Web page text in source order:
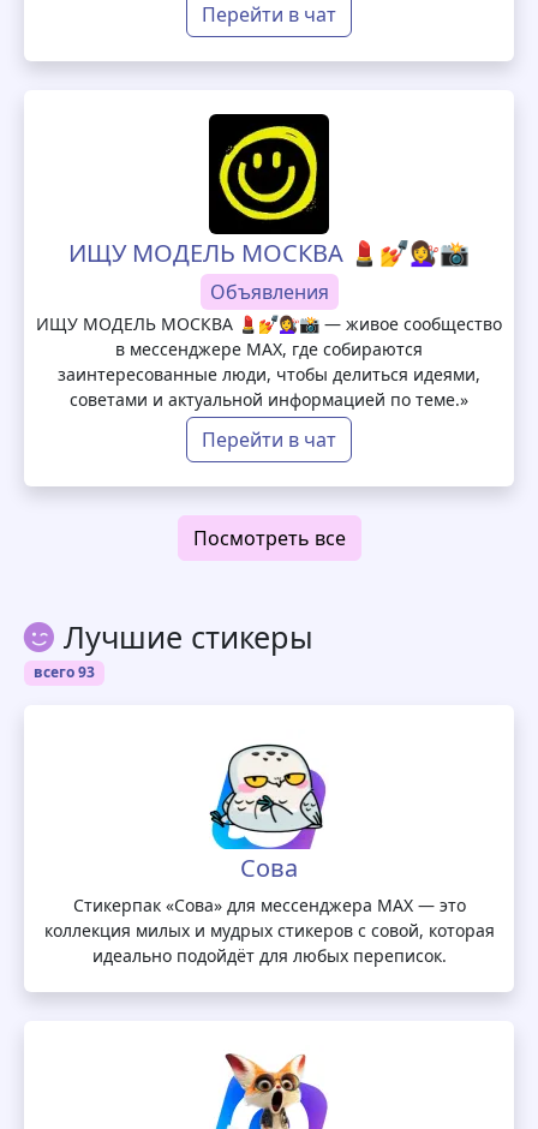
Перейти в чат
ИЩУ МОДЕЛЬ МОСКВА 💄💅💇‍♀️📸
Объявления
ИЩУ МОДЕЛЬ МОСКВА 💄💅💇‍♀️📸 — живое сообщество
в мессенджере MAX, где собираются
заинтересованные люди, чтобы делиться идеями,
советами и актуальной информацией по теме.»
Перейти в чат
Посмотреть все
Лучшие стикеры
всего 93
Сова
Стикерпак «Сова» для мессенджера MAX — это
коллекция милых и мудрых стикеров с совой, которая
идеально подойдёт для любых переписок.